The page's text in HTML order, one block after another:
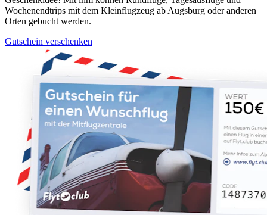
Wochenendtrips mit dem Kleinflugzeug ab Augsburg oder anderen
Orten gebucht werden.
Gutschein verschenken